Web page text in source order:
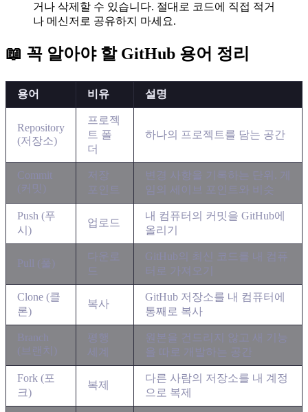
거나 삭제할 수 있습니다. 절대로 코드에 직접 적거
나 메신저로 공유하지 마세요.
📖 꼭 알아야 할 GitHub 용어 정리
용어 비유 설명
Repository
(저장소)
프로젝
트 폴
더
하나의 프로젝트를 담는 공간
Commit
(커밋)
저장
포인트
변경 사항을 기록하는 단위. 게
임의 세이브 포인트와 비슷
Push (푸
시)
업로드
내 컴퓨터의 커밋을 GitHub에
올리기
Pull (풀)
다운로
드
GitHub의 최신 코드를 내 컴퓨
터로 가져오기
Clone (클
론)
복사
GitHub 저장소를 내 컴퓨터에
통째로 복사
Branch
(브랜치)
평행
세계
원본을 건드리지 않고 새 기능
을 따로 개발하는 공간
Fork (포
크)
복제
다른 사람의 저장소를 내 계정
으로 복제